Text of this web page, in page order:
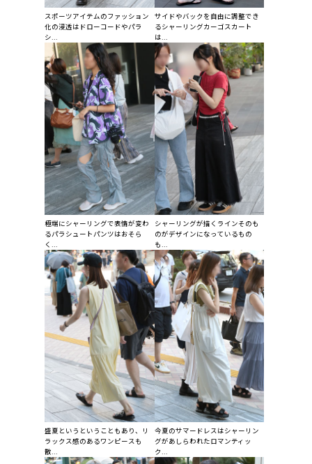
スポーツアイテムのファッション
化の浸透はドローコードやパラ
シ...
サイドやバックを自由に調整でき
るシャーリングカーゴスカート
は...
極端にシャーリングで表情が変わ
るパラシュートパンツはおそら
く...
シャーリングが描くラインそのも
のがデザインになっているもの
も...
盛夏というということもあり、リ
ラックス感のあるワンピースも
散...
今夏のサマードレスはシャーリン
グがあしらわれたロマンティッ
ク...